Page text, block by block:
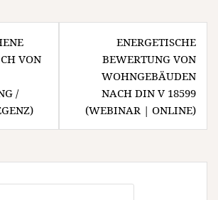
VON
/
ENERGETISCHE
BEWERTUNG VON
WOHNGEBÄUDEN
NACH DIN V 18599
(WEBINAR | ONLINE)